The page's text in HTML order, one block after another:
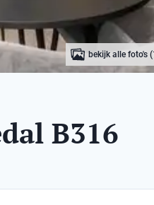
bekijk alle foto's
B316